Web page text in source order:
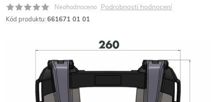
Neohodnoceno Podrobnosti hodnocení
Kód produktu: 661671 01 01